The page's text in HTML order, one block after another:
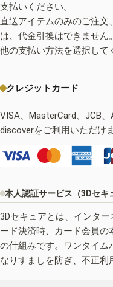
支払いください。
直送アイテムのみのご注文
は、代金引換はできません。
他の支払い方法を選択して
クレジットカード
VISA、MasterCard、JCB、
discoverをご利用いただけま
本人認証サービス（3Dセキ
3Dセキュアとは、インタ
ード決済時、カード会員の
の仕組みです。ワンタイム
なりすましを防ぎ、不正利